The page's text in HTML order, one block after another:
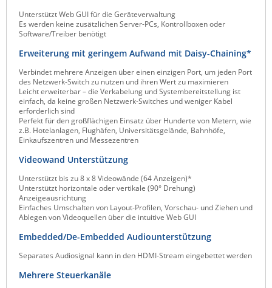
Unterstützt Web GUI für die Geräteverwaltung
Es werden keine zusätzlichen Server-PCs, Kontrollboxen oder
Software/Treiber benötigt
Erweiterung mit geringem Aufwand mit Daisy-Chaining*
Verbindet mehrere Anzeigen über einen einzigen Port, um jeden Port
des Netzwerk-Switch zu nutzen und ihren Wert zu maximieren
Leicht erweiterbar – die Verkabelung und Systembereitstellung ist
einfach, da keine großen Netzwerk-Switches und weniger Kabel
erforderlich sind
Perfekt für den großflächigen Einsatz über Hunderte von Metern, wie
z.B. Hotelanlagen, Flughäfen, Universitätsgelände, Bahnhöfe,
Einkaufszentren und Messezentren
Videowand Unterstützung
Unterstützt bis zu 8 x 8 Videowände (64 Anzeigen)*
Unterstützt horizontale oder vertikale (90° Drehung)
Anzeigeausrichtung
Einfaches Umschalten von Layout-Profilen, Vorschau- und Ziehen und
Ablegen von Videoquellen über die intuitive Web GUI
Embedded/De-Embedded Audiounterstützung
Separates Audiosignal kann in den HDMI-Stream eingebettet werden
Mehrere Steuerkanäle